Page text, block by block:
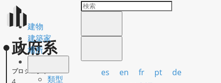
建物
建築家
場所
類型
es en fr pt
de
政府系
プロジェクト